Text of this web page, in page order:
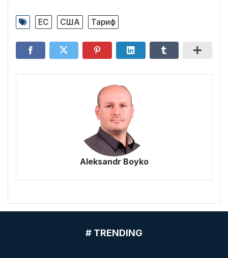
ЕС США Тариф
Aleksandr Boyko
# TRENDING